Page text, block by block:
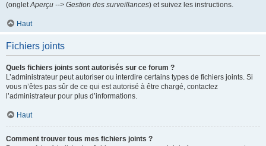
(ongletAperçu --> Gestion des surveillances) et suivez les instructions.
Haut
Fichiers joints
Quels fichiers joints sont autorisés sur ce forum ?
L’administrateur peut autoriser ou interdire certains types de fichiers joints. Si
vous n’êtes pas sûr de ce qui est autorisé à être chargé, contactez
l’administrateur pour plus d’informations.
Haut
Comment trouver tous mes fichiers joints ?